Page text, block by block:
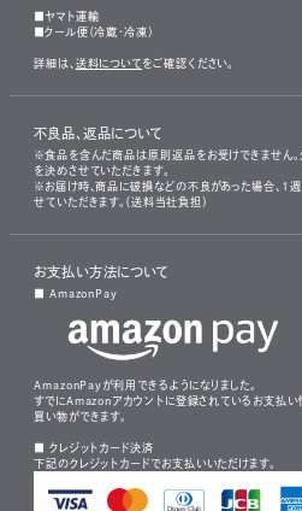
■ヤマト運輸
■クール便（冷蔵・冷凍）
詳細は、 送料について をご確認ください。
不良品、返品について
※食品を含んだ商品は原則返品をお受けできません
を決めさせていただきます。
※お届け時、商品に破損などの不良があった場合、1
せていただきます。（送料当社負担）
お支払い方法について
■ AmazonPay
AmazonPayが利用できるようになりました。
すでにAmazonアカウントに登録されているお支払
買い物ができます。
■ クレジットカード決済
下記のクレジットカードでお支払いいただけます。